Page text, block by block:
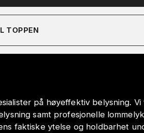
TOPPEN
på høyeffektiv belysning.
samt profesjonelle
faktiske ytelse og holdbarhet